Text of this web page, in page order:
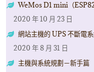
WeMos D1 mini（
2020 年 10 月 23 日
網站主機的 UPS 不斷電
2020 年 8 月 31 日
主機與系統規劃－新手篇